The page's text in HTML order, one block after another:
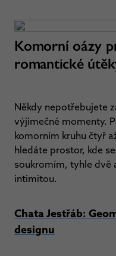
Komorní oázy
romantické
Někdy nepotřebujete
výjimečné momenty.
komorním kruhu čtyř
hledáte prostor, kde
soukromím, tyhle dvě
intimitou.
Chata Jestřáb:
designu